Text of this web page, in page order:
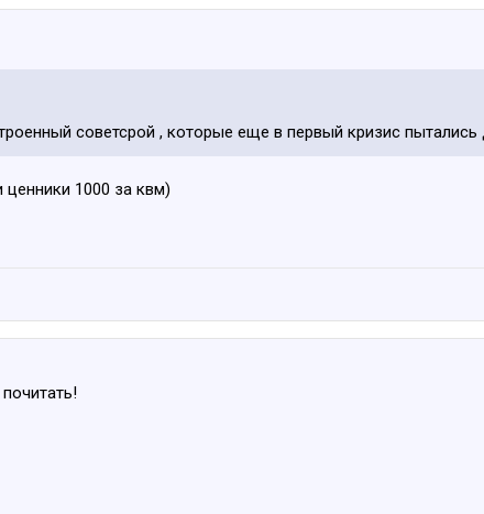
советсрой , которые еще в первый кризис пытались
1000 за квм)